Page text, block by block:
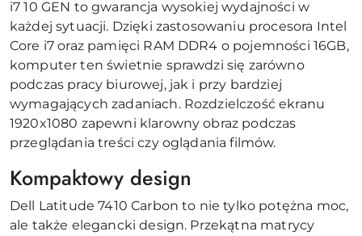
i7 10 GEN to gwarancja wysokiej wydajności w
każdej sytuacji. Dzięki zastosowaniu procesora Intel
Core i7 oraz pamięci RAM DDR4 o pojemności 16GB,
komputer ten świetnie sprawdzi się zarówno
podczas pracy biurowej, jak i przy bardziej
wymagających zadaniach. Rozdzielczość ekranu
1920x1080 zapewni klarowny obraz podczas
przeglądania treści czy oglądania filmów.
Kompaktowy design
Dell Latitude 7410 Carbon to nie tylko potężna moc,
ale także elegancki design. Przekątna matrycy